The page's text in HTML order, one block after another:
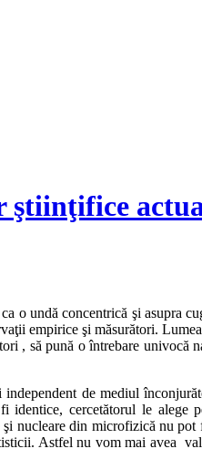
ştiinţifice
o undă concentrică şi asupra
empirice şi măsurători.
, să pună o întrebare univocă
de mediul
cercetătorul le alege
nucleare din microfizică nu
Astfel nu vom mai avea